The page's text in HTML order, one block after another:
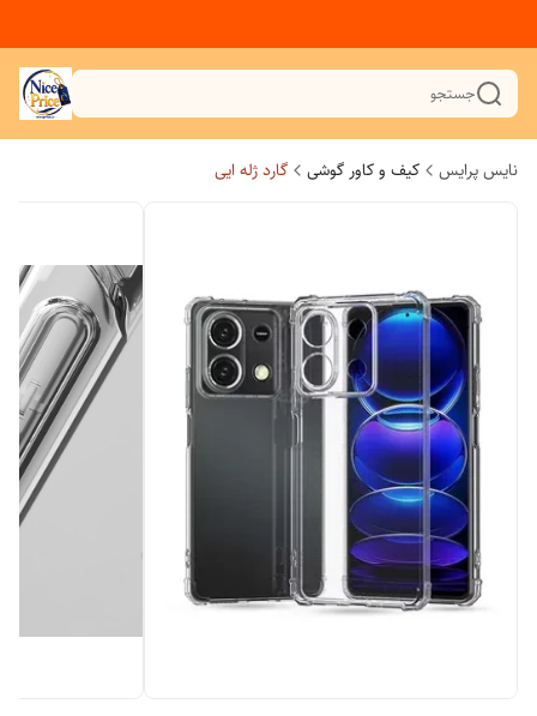
جستجو
نایس پرایس کیف و کاور گوشی گارد ژله ایی